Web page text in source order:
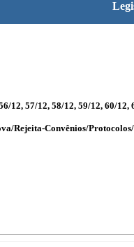
12, 57/12, 58/12, 59/12, 60/
Rejeita-Convênios/